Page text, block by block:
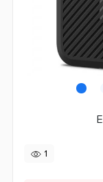
1